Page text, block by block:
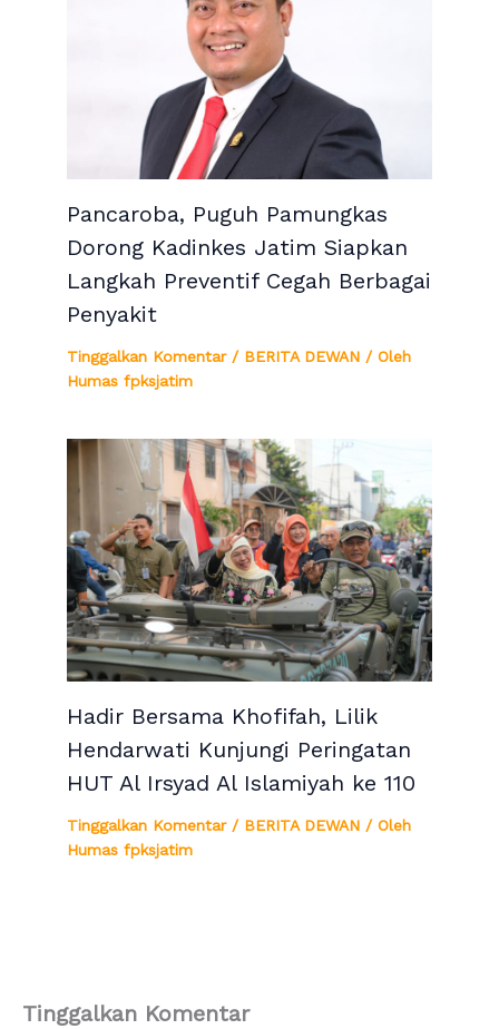
Pancaroba, Puguh Pamungkas
Dorong Kadinkes Jatim Siapkan
Langkah Preventif Cegah Berbagai
Penyakit
Tinggalkan Komentar / BERITA DEWAN / Oleh
Humas fpksjatim
Hadir Bersama Khofifah, Lilik
Hendarwati Kunjungi Peringatan
HUT Al Irsyad Al Islamiyah ke 110
Tinggalkan Komentar / BERITA DEWAN / Oleh
Humas fpksjatim
Tinggalkan Komentar